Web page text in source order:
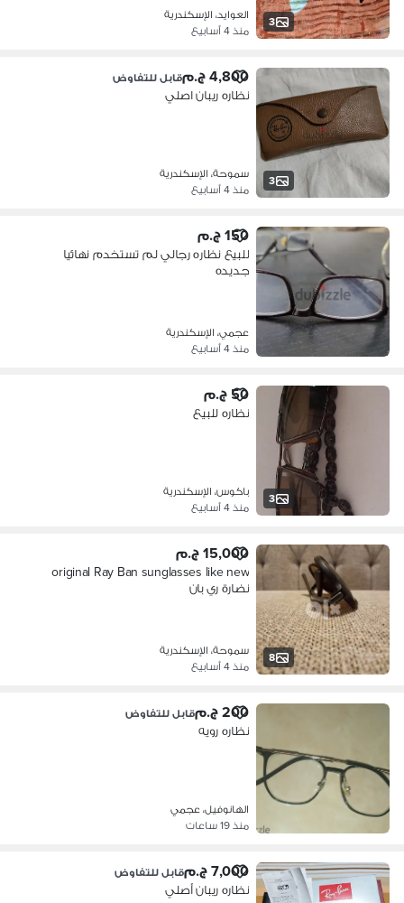
3
العوايد، الإسكندرية
منذ 4 أسابيع
3
4,800 ج.م قابل للتفاوض
نظاره ريبان اصلي
سموحة، الإسكندرية
منذ 4 أسابيع
150 ج.م
للبيع نظاره رجالي لم تستخدم نهائيا
جديده
عجمي، الإسكندرية
منذ 4 أسابيع
3
50 ج.م
نظاره للبيع
باكوس، الإسكندرية
منذ 4 أسابيع
8
15,000 ج.م
original Ray Ban sunglasses like new
نضارة ري بان
سموحة، الإسكندرية
منذ 4 أسابيع
200 ج.م قابل للتفاوض
نظاره رويه
الهانوفيل، عجمي
منذ 19 ساعات
7,000 ج.م قابل للتفاوض
نظاره ريبان أصلي